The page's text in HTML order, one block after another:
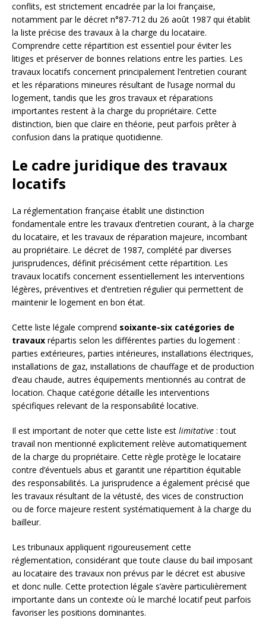
conflits, est strictement encadrée par la loi française,
notamment par le décret n°87-712 du 26 août 1987 qui établit
la liste précise des travaux à la charge du locataire.
Comprendre cette répartition est essentiel pour éviter les
litiges et préserver de bonnes relations entre les parties. Les
travaux locatifs concernent principalement l’entretien courant
et les réparations mineures résultant de l’usage normal du
logement, tandis que les gros travaux et réparations
importantes restent à la charge du propriétaire. Cette
distinction, bien que claire en théorie, peut parfois prêter à
confusion dans la pratique quotidienne.
Le cadre juridique des travaux
locatifs
La réglementation française établit une distinction
fondamentale entre les travaux d’entretien courant, à la charge
du locataire, et les travaux de réparation majeure, incombant
au propriétaire. Le décret de 1987, complété par diverses
jurisprudences, définit précisément cette répartition. Les
travaux locatifs concernent essentiellement les interventions
légères, préventives et d’entretien régulier qui permettent de
maintenir le logement en bon état.
Cette liste légale comprend soixante-six catégories de
travaux répartis selon les différentes parties du logement :
parties extérieures, parties intérieures, installations électriques,
installations de gaz, installations de chauffage et de production
d’eau chaude, autres équipements mentionnés au contrat de
location. Chaque catégorie détaille les interventions
spécifiques relevant de la responsabilité locative.
Il est important de noter que cette liste est limitative : tout
travail non mentionné explicitement relève automatiquement
de la charge du propriétaire. Cette règle protège le locataire
contre d’éventuels abus et garantit une répartition équitable
des responsabilités. La jurisprudence a également précisé que
les travaux résultant de la vétusté, des vices de construction
ou de force majeure restent systématiquement à la charge du
bailleur.
Les tribunaux appliquent rigoureusement cette
réglementation, considérant que toute clause du bail imposant
au locataire des travaux non prévus par le décret est abusive
et donc nulle. Cette protection légale s’avère particulièrement
importante dans un contexte où le marché locatif peut parfois
favoriser les positions dominantes.